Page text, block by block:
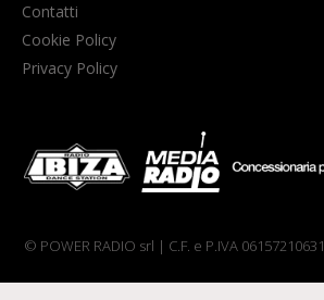
© POWER RADIO srl | C.F. e P.IVA 06157210631
Contatti
Cookie Policy
Privacy Policy